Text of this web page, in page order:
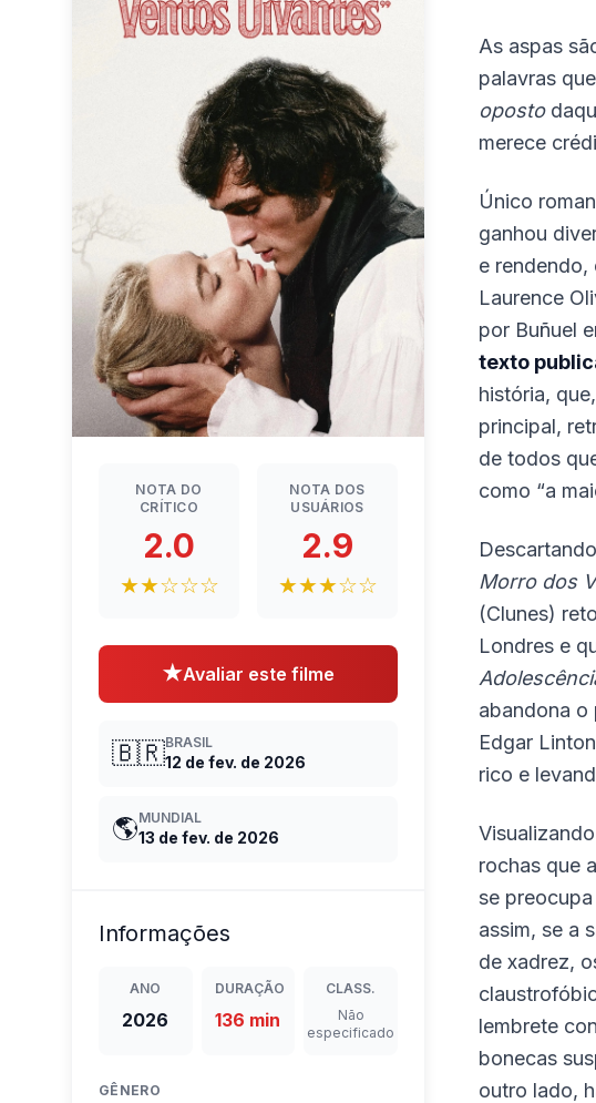
NOTA DO
CRÍTICO
2.0
★★☆☆☆
NOTA DOS
USUÁRIOS
2.9
★★★☆☆
★Avaliar este filme
🇧🇷BRASIL
12 de fev. de 2026
🌎MUNDIAL
13 de fev. de 2026
Informações
ANO
2026
DURAÇÃO
136 min
CLASS.
Não
especificado
GÊNERO
As aspas
palavras
oposto
merece
Único
ganhou
e rendendo,
Laurence
por Buñuel
texto
história,
principal,
de todos
como “a
Morro dos
(Clunes)
Londres e
abandona o
Edgar
rico e
rochas que
se
assim, se a
de xadrez,
lembrete
bonecas
outro lado,